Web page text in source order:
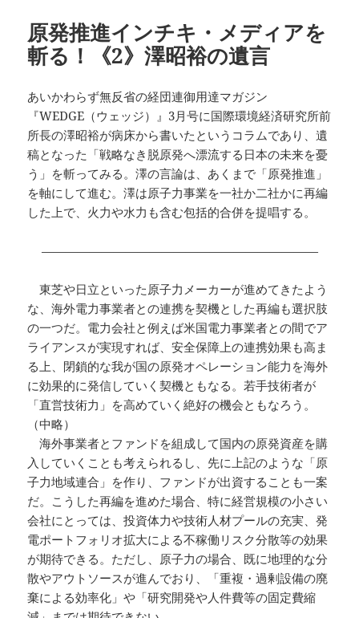
ー
原発推進インチキ・メディアを
斬る！《2》澤昭裕の遺言
あいかわらず無反省の経団連御用達マガジン
『WEDGE（ウェッジ）』3月号に国際環境経済研究所前
所長の澤昭裕が病床から書いたというコラムであり、遺
稿となった「戦略なき脱原発へ漂流する日本の未来を憂
う」を斬ってみる。澤の言論は、あくまで「原発推進」
を軸にして進む。澤は原子力事業を一社か二社かに再編
した上で、火力や水力も含む包括的合併を提唱する。
———————————————————————
東芝や日立といった原子力メーカーが進めてきたよう
な、海外電力事業者との連携を契機とした再編も選択肢
の一つだ。電力会社と例えば米国電力事業者との間でア
ライアンスが実現すれば、安全保障上の連携効果も高ま
る上、閉鎖的な我が国の原発オペレーション能力を海外
に効果的に発信していく契機ともなる。若手技術者が
「直営技術力」を高めていく絶好の機会ともなろう。
（中略）
海外事業者とファンドを組成して国内の原発資産を購
入していくことも考えられるし、先に上記のような「原
子力地域連合」を作り、ファンドが出資することも一案
だ。こうした再編を進めた場合、特に経営規模の小さい
会社にとっては、投資体力や技術人材プールの充実、発
電ポートフォリオ拡大による不稼働リスク分散等の効果
が期待できる。ただし、原子力の場合、既に地理的な分
散やアウトソースが進んでおり、「重複・過剰設備の廃
棄による効率化」や「研究開発や人件費等の固定費縮